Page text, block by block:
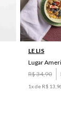
LE LIS
Lugar
R$34,90
1x de R$ 13